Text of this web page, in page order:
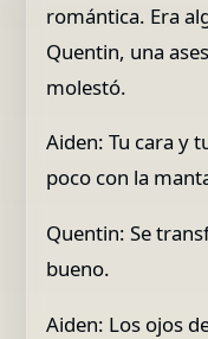
romántica. Era
Quentin, una
molestó.
Aiden: Tu cara y
poco con la
Quentin: Se
bueno.
Aiden: Los ojos